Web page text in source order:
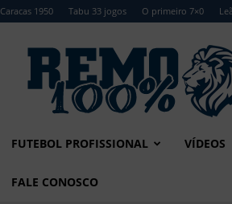
Caracas 1950 Tabu 33 jogos O primeiro 7×0
Remo
FUTEBOL PROFISSIONAL VÍDEOS
FALE CONOSCO